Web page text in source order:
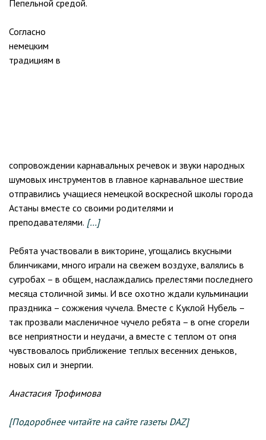
Пепельной средой.
Согласно
немецким
традициям в
сопровождении карнавальных речевок и звуки народных
шумовых инструментов в главное карнавальное шествие
отправились учащиеся немецкой воскресной школы города
Астаны вместе со своими родителями и
преподавателями. […]
Ребята участвовали в викторине, угощались вкусными
блинчиками, много играли на свежем воздухе, валялись в
сугробах – в общем, наслаждались прелестями последнего
месяца столичной зимы. И все охотно ждали кульминации
праздника – сожжения чучела. Вместе с Куклой Нубель –
так прозвали масленичное чучело ребята – в огне сгорели
все неприятности и неудачи, а вместе с теплом от огня
чувствовалось приближение теплых весенних деньков,
новых сил и энергии.
Анастасия Трофимова
[Подоробнее читайте на сайте газеты DAZ]